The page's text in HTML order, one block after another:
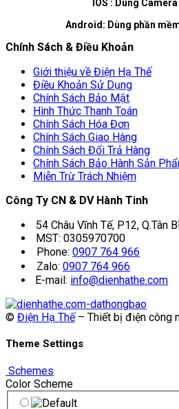
IOS : Dùng
Android: Dùng phần
Chính Sách & Điều Khoản
Giới thiệu về Điện Hạ Thế
Điều Khoản Sử Dụng
Chính Sách Bảo Mật
Hình Thức Thanh Toán
Chính Sách Hóa Đơn
Chính Sách Giao Hàng
Chính Sách Đổi Trả Hàng
Chính Sách Bảo Hành Sản
Miễn Trừ Trách Nhiệm
Công Ty CN & DV Hành Tinh
54 Châu Vĩnh Tế, P12, Q.Tân
MST: 0305970700
Phone: 0907 764 966
Zalo: 0907 764 966
E-mail: info@dienhathe.com
© Điện Hạ Thế– Thiết bị điện công
Theme Settings
Schemes
Color Scheme